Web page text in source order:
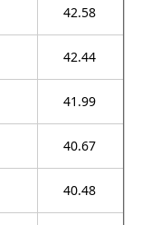
42.58
42.44
41.99
40.67
40.48